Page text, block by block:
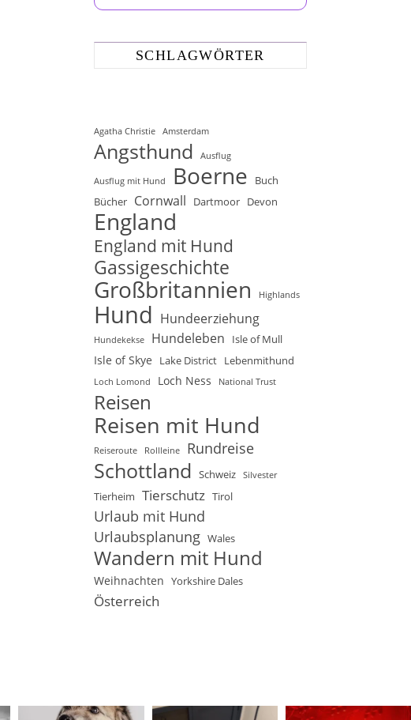
SCHLAGWÖRTER
Agatha Christie Amsterdam
Angsthund Ausflug
Ausflug mit Hund Boerne
Buch
Bücher Cornwall Dartmoor Devon
England
England mit Hund
Gassigeschichte
Großbritannien Highlands
Hund Hundeerziehung
Hundekekse Hundeleben Isle of Mull
Isle of Skye Lake District Lebenmithund
Loch Lomond Loch Ness National Trust
Reisen
Reisen mit Hund
Reiseroute Rollleine Rundreise
Schottland Schweiz Silvester
Tierheim Tierschutz Tirol
Urlaub mit Hund
Urlaubsplanung Wales
Wandern mit Hund
Weihnachten Yorkshire Dales
Österreich